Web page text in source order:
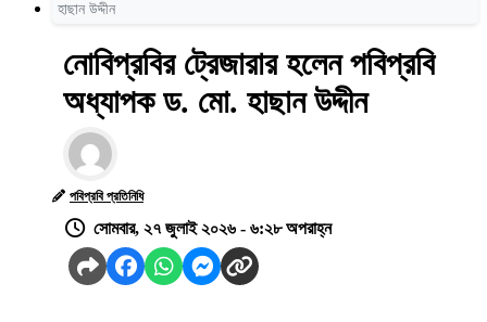
হাছান উদ্দীন
নোবিপ্রবির ট্রেজারার হলেন পবিপ্রবি
অধ্যাপক ড. মো. হাছান উদ্দীন
পবিপ্রবি প্রতিনিধি
সোমবার, ২৭ জুলাই ২০২৬ - ৬:২৮ অপরাহ্ন